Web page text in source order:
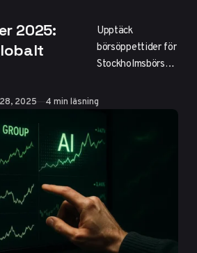
2025:
Upptäck
börsöppettider för
Stockholmsbörsen
internationella
marknader 2025.
Lär dig hantera
tidsskillnader,
sommartid för
effektiv handel
med aktier.
2025 4 min läsning